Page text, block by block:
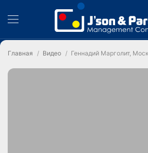
Главная Видео Геннадий Марголит,